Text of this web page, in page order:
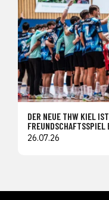
DER NEUE THW KIEL
26.07.26